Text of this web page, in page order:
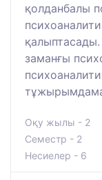
қолданбалы
қалыптасады.
заманғы
Оқу жылы - 2
Семестр - 2
Несиелер - 6